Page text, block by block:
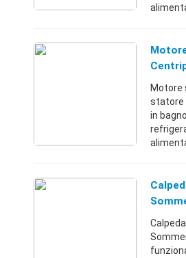
flangia
KW
Motore
statore
in
flangia